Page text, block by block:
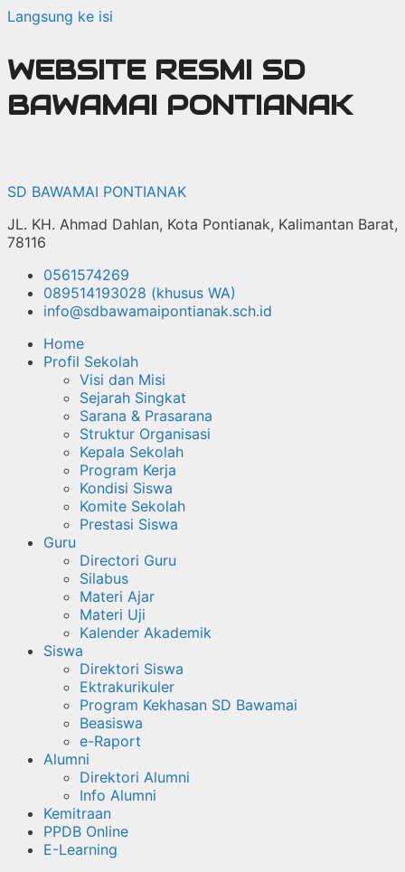
Langsung ke isi
WEBSITE RESMI SD
BAWAMAI PONTIANAK
SD BAWAMAI PONTIANAK
JL. KH. Ahmad Dahlan, Kota Pontianak, Kalimantan Barat,
78116
0561574269
089514193028 (khusus WA)
info@sdbawamaipontianak.sch.id
Home
Profil Sekolah
Visi dan Misi
Sejarah Singkat
Sarana & Prasarana
Struktur Organisasi
Kepala Sekolah
Program Kerja
Kondisi Siswa
Komite Sekolah
Prestasi Siswa
Guru
Directori Guru
Silabus
Materi Ajar
Materi Uji
Kalender Akademik
Siswa
Direktori Siswa
Ektrakurikuler
Program Kekhasan SD Bawamai
Beasiswa
e-Raport
Alumni
Direktori Alumni
Info Alumni
Kemitraan
PPDB Online
E-Learning